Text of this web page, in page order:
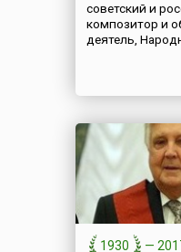
советский и
композитор и
деятель,
1930 —